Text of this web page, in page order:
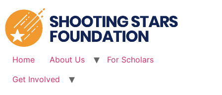
to
content
Home About Us
For Scholars
Get Involved